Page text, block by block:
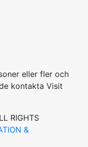
eller fler och
kontakta Visit
RIGHTS
&